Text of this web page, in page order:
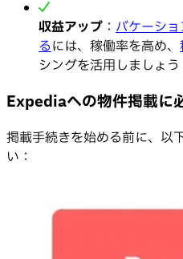
収益アップ ： バケーシ
るには、稼働率を高め、
シングを活用しましょ
Expediaへの物件掲載に
掲載手続きを始める前に、以
い：